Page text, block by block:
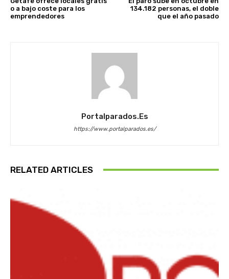
o a bajo coste para los
emprendedores
134.182 personas, el doble
que el año pasado
Portalparados.es
https://www.portalparados.es/
RELATED ARTICLES